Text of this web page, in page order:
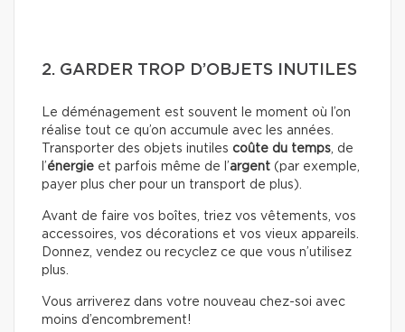
2. GARDER TROP D’OBJETS INUTILES
Le déménagement est souvent le moment où l’on
réalise tout ce qu’on accumule avec les années.
Transporter des objets inutiles coûte du temps, de
l’énergie et parfois même de l’argent (par exemple,
payer plus cher pour un transport de plus).
Avant de faire vos boîtes, triez vos vêtements, vos
accessoires, vos décorations et vos vieux appareils.
Donnez, vendez ou recyclez ce que vous n’utilisez
plus.
Vous arriverez dans votre nouveau chez-soi avec
moins d’encombrement!